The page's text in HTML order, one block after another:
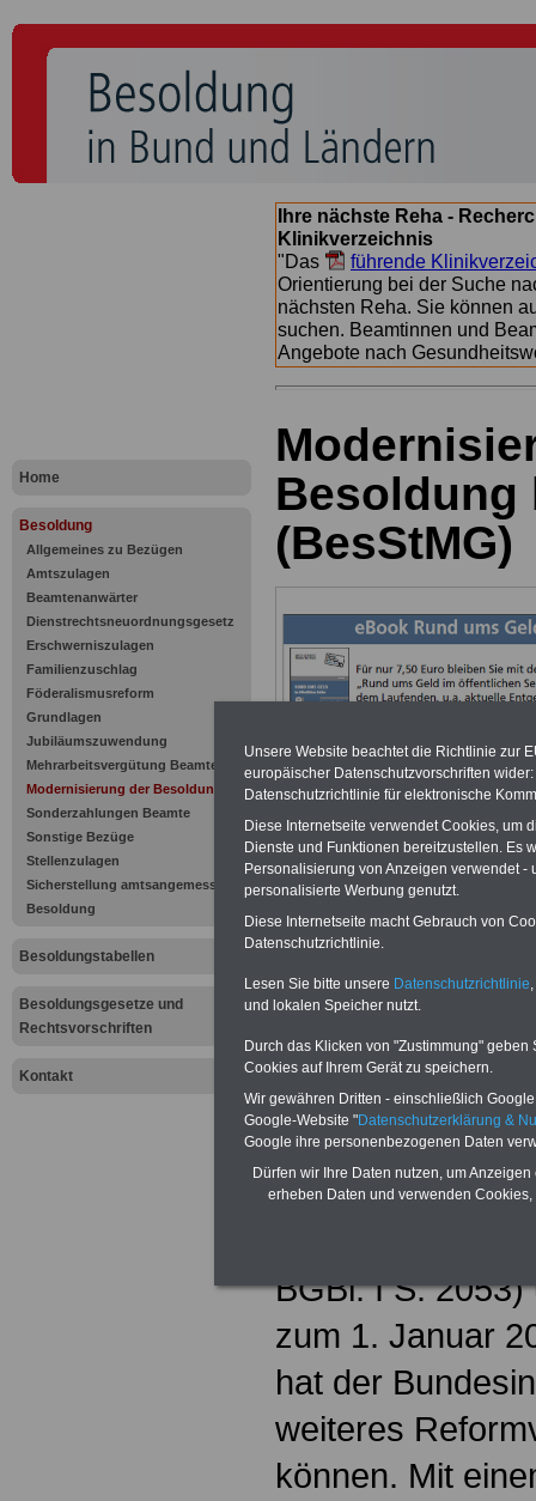
Home
Besoldung
Allgemeines zu Bezügen
Amtszulagen
Beamtenanwärter
Dienstrechtsneuordnungsgesetz
Erschwerniszulagen
Familienzuschlag
Föderalismusreform
Grundlagen
Jubiläumszuwendung
Mehrarbeitsvergütung Beamte
Modernisierung der Besoldung
Sonderzahlungen Beamte
Sonstige Bezüge
Stellenzulagen
Sicherstellung amtsangemessene
Besoldung
Besoldungstabellen
Besoldungsgesetze und
Rechtsvorschriften
Kontakt
Ihre nächste Reha -
Klinikverzeichnis
"Das
führende
Orientierung bei der Suche
nächsten Reha. Sie können
suchen. Beamtinnen und
Angebote nach
Besoldung
(BesStMG)
Besoldung
- Gesetz zur
Strukturen des
zur Änderung
BGBl. I S. 2053)
zum 1. Januar
hat der
weiteres
können. Mit
Unsere Website beachtet die Richtlinie zur
europäischer Datenschutzvorschriften
Datenschutzrichtlinie für elektronische
Diese Internetseite verwendet Cookies, um
Dienste und Funktionen bereitzustellen. Es
Personalisierung von Anzeigen verwendet
personalisierte Werbung genutzt.
Diese Internetseite macht Gebrauch von
Datenschutzrichtlinie.
Lesen Sie bitte unsere Datenschutzrichtlinie
und lokalen Speicher nutzt.
Durch das Klicken von "Zustimmung"
Cookies auf Ihrem Gerät zu speichern.
Wir gewähren Dritten - einschließlich
Google-Website "Datenschutzerklärung &
Google ihre personenbezogenen Daten
Dürfen wir Ihre Daten nutzen, um
erheben Daten und verwenden